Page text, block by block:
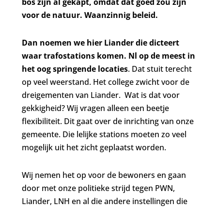
voor de natuur. Waanzinnig beleid.
Dan noemen we hier Liander die dicteert
waar trafostations komen. Nl op de meest in
het oog springende locaties. Dat stuit terecht
op veel weerstand. Het college zwicht voor de
dreigementen van Liander. Wat is dat voor
gekkigheid? Wij vragen alleen een beetje
flexibiliteit. Dit gaat over de inrichting van onze
gemeente. Die lelijke stations moeten zo veel
mogelijk uit het zicht geplaatst worden.
Wij nemen het op voor de bewoners en gaan
door met onze politieke strijd tegen PWN,
Liander, LNH en al die andere instellingen die